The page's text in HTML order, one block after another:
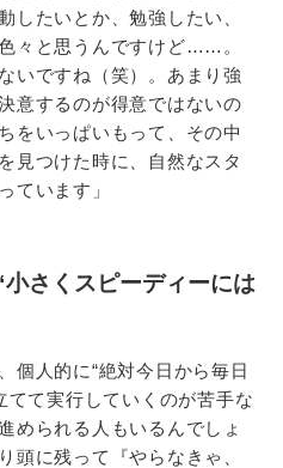
したいとか、勉強したい、
々と思うんですけど……。
いですね（笑）。あまり強
意するのが得意ではないの
をいっぱいもって、その中
見つけた時に、自然なスタ
います」
さくスピーディーには
個人的に“絶対今日から毎日
てて実行していくのが苦手な
められる人もいるんでしょ
に残って『やらなきゃ、